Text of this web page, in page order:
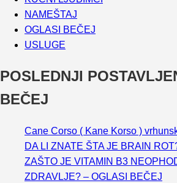
NAMEŠTAJ
OGLASI BEČEJ
USLUGE
POSLEDNJI
BEČEJ
Cane Corso ( Kane Korso )
DA LI ZNATE ŠTA JE BRAIN
ZAŠTO JE VITAMIN B3
ZDRAVLJE? – OGLASI BEČEJ